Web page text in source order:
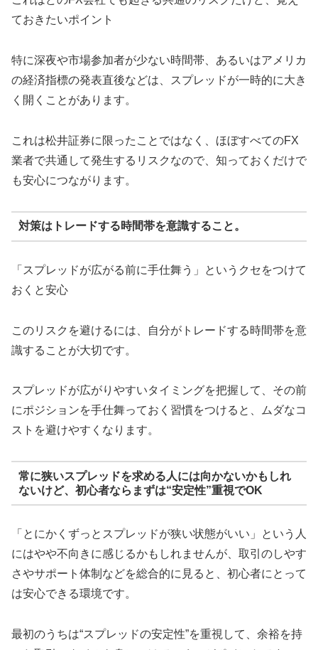
ておきたいポイント
特に深夜や市場参加者が少ない時間帯、あるいはアメリカ
の経済指標の発表直後などは、スプレッドが一時的に大き
く開くことがあります。
これは松井証券に限ったことではなく、ほぼすべてのFX
業者で共通して発生するリスクなので、知っておくだけで
も安心につながります。
対策はトレードする時間帯を意識すること。
「スプレッドが広がる前に手仕舞う」というクセをつけて
おくと安心
このリスクを避けるには、自分がトレードする時間帯を意
識することが大切です。
スプレッドが広がりやすいタイミングを把握して、その前
にポジションを手仕舞っておく習慣をつけると、ムダなコ
ストを避けやすくなります。
常に狭いスプレッドを求める人には向かないかもしれ
ないけど、初心者ならまずは“安定性”重視でOK
「とにかくずっとスプレッドが狭い状態がいい」という人
にはやや不向きに感じるかもしれませんが、取引のしやす
さやサポート体制などを総合的に見ると、初心者にとって
は安心できる環境です。
最初のうちは“スプレッドの安定性”を重視して、余裕を持